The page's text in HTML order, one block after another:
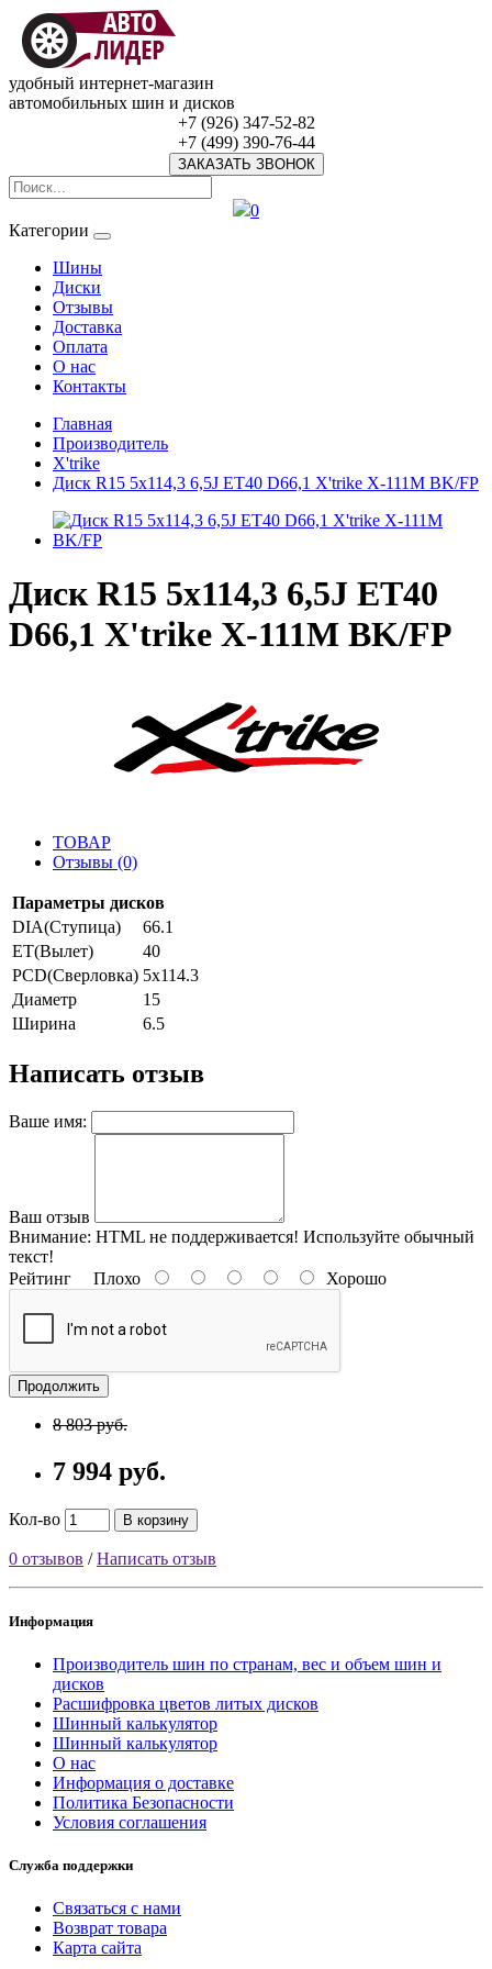
удобный интернет-магазин
автомобильных шин и дисков
+7 (926) 347-52-82
+7 (499) 390-76-44
ЗАКАЗАТЬ ЗВОНОК
0
Категории
Шины
Диски
Отзывы
Доставка
Оплата
О нас
Контакты
Главная
Производитель
X'trike
Диск R15 5x114,3 6,5J ET40 D66,1 X'trike X-111М BK/FP
Диск R15 5x114,3 6,5J ET40
D66,1 X'trike X-111М BK/FP
ТОВАР
Отзывы (0)
Параметры дисков
DIA(Ступица)
66.1
ET(Вылет)
40
PCD(Сверловка) 5x114.3
Диаметр
15
Ширина
6.5
Написать отзыв
Ваше имя:
Ваш отзыв
Внимание: HTML не поддерживается! Используйте обычный
текст!
Рейтинг Плохо Хорошо
Продолжить
8 803 руб.
7 994 руб.
Кол-во В корзину
0 отзывов /Написать отзыв
Информация
Производитель шин по странам, вес и объем шин и
дисков
Расшифровка цветов литых дисков
Шинный калькулятор
Шинный калькулятор
О нас
Информация о доставке
Политика Безопасности
Условия соглашения
Служба поддержки
Связаться с нами
Возврат товара
Карта сайта